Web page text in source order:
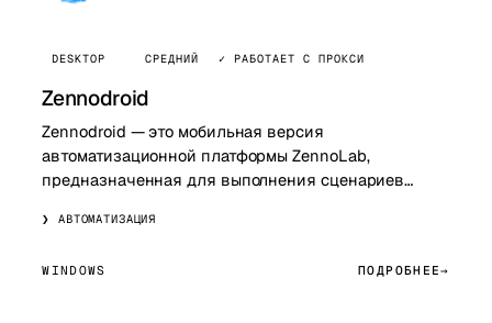
DESKTOP СРЕДНИЙ ✓ РАБОТАЕТ С ПРОКСИ
Zennodroid
Zennodroid — это мобильная версия
автоматизационной платформы ZennoLab,
предназначенная для выполнения сценариев
парсинг, взаимодейств…
АВТОМАТИЗАЦИЯ
WINDOWS ПОДРОБНЕЕ